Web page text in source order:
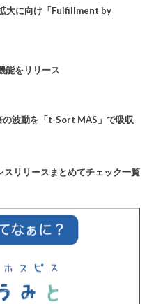
大に向け「Fulfillment by
能をリリース
の波動を「t-Sort MAS」で吸収
スリリースまとめてチェック一覧